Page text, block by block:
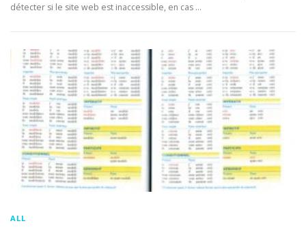
détecter si le site web est inaccessible, en cas …
ALL